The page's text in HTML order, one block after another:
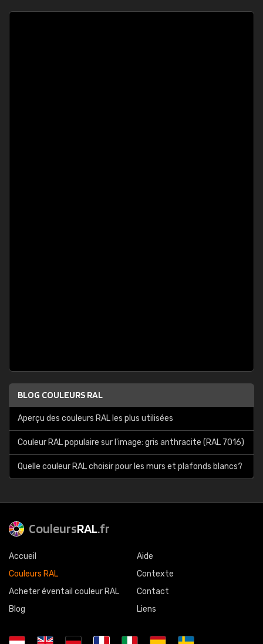
BLOG COULEURS RAL
Aperçu des couleurs RAL les plus utilisées
Couleur RAL populaire sur l'image: gris anthracite (RAL 7016)
Quelle couleur RAL choisir pour les murs et plafonds blancs?
CouleursRAL.fr
Accueil
Couleurs RAL
Acheter éventail couleur RAL
Blog
Aide
Contexte
Contact
Liens